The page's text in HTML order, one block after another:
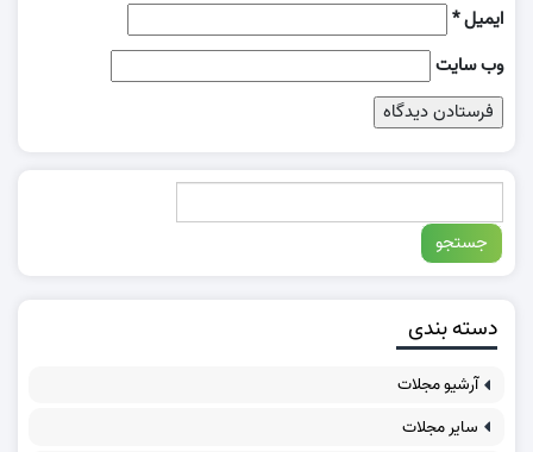
ایمیل*
وب‌ سایت
دسته بندی
آرشیو مجلات
سایر مجلات